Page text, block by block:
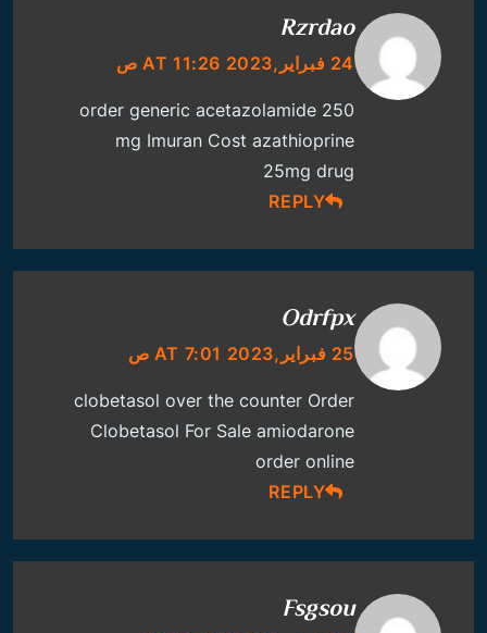
Rzrdao
24 فبراير,2023 AT 11:26 ص
order generic acetazolamide 250
mg Imuran Cost azathioprine
25mg drug
REPLY
Odrfpx
25 فبراير,2023 AT 7:01 ص
clobetasol over the counter Order
Clobetasol For Sale amiodarone
order online
REPLY
Fsgsou